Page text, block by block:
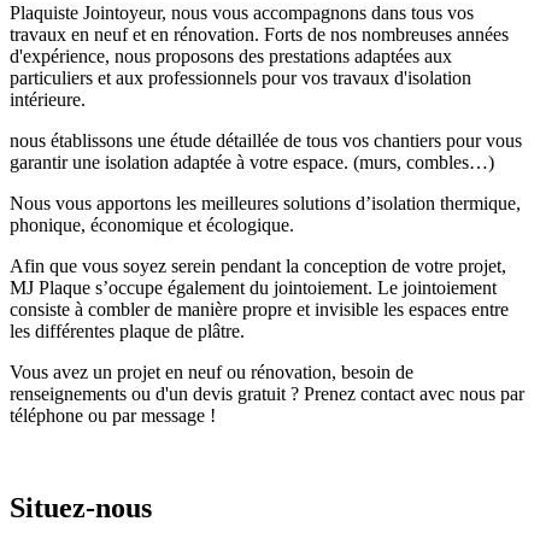
Plaquiste Jointoyeur, nous vous accompagnons dans tous vos
travaux en neuf et en rénovation. Forts de nos nombreuses années
d'expérience, nous proposons des prestations adaptées aux
particuliers et aux professionnels pour vos travaux d'isolation
intérieure.
nous établissons une étude détaillée de tous vos chantiers pourvous
garantir une isolation adaptée à votre espace. (murs, combles…)
Nous vous apportons les meilleures solutions d’isolation thermique,
phonique, économique et écologique.
Afin que vous soyez serein pendant la conception de votre projet,
MJ Plaque s’occupe également du jointoiement. Le jointoiement
consiste à combler de manière propre et invisible les espaces entre
les différentes plaque de plâtre.
Vous avez un projet en neuf ou rénovation, besoin de
renseignements ou d'un devis gratuit ? Prenez contact avec nous par
téléphone ou par message !
Situez-nous